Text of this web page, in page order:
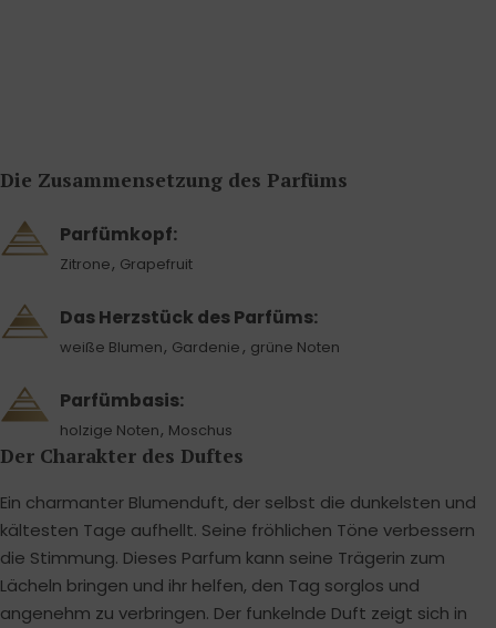
Die Zusammensetzung des Parfüms
Parfümkopf:
Zitrone, Grapefruit
Das Herzstück des Parfüms:
weiße Blumen, Gardenie , grüne Noten
Parfümbasis:
holzige Noten, Moschus
Der Charakter des Duftes
Ein charmanter Blumenduft, der selbst die dunkelsten und
kältesten Tage aufhellt. Seine fröhlichen Töne verbessern
die Stimmung. Dieses Parfum kann seine Trägerin zum
Lächeln bringen und ihr helfen, den Tag sorglos und
angenehm zu verbringen. Der funkelnde Duft zeigt sich in